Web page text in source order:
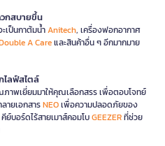
วกสบายขึ้น
เป็นกาต้มน้ำAnitech, เครื่องฟอกอากาศ
A Careและสินค้าอื่น ๆ อีกมากมาย
ไลฟ์สไตล์
าพเยี่ยมมาให้คุณเลือกสรร เพื่อตอบโจทย์
ายเอกสารNEOเพื่อความปลอดภัยของ
ย์บอร์ดไร้สายเมาส์คอมโบGEEZERที่ช่วย